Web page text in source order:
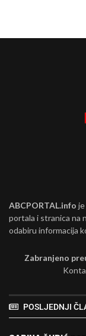
ABCPORTAL.info
portala i stranica na
odabiru informacija
Zabranjeno
POSLJEDNJI